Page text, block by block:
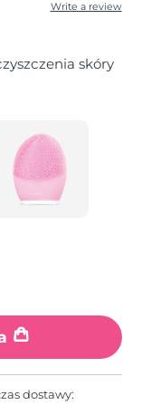
Write a review
skóry
dostawy: